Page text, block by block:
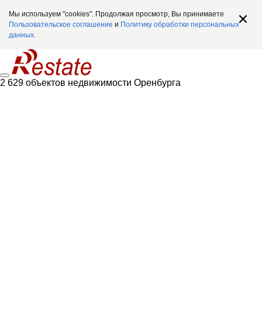
Мы используем "cookies". Продолжая просмотр, Вы принимаете
Пользовательское соглашение и Политику обработки персональных
данных.
2 629 объектов недвижимости Оренбурга